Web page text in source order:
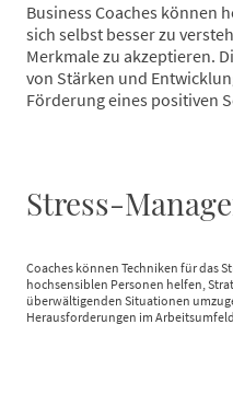
Business Coaches können
sich selbst besser zu
Merkmale zu akzeptieren.
von Stärken und
Förderung eines positiven
Stress-
Coaches können Techniken für das
hochsensiblen Personen helfen,
überwältigenden Situationen
Herausforderungen im